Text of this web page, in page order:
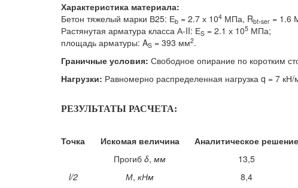
Характеристика материала:
Бетон тяжелый марки В25: Еb = 2.7 х 104 МПа, Rbt,ser = 1.6
Растянутая арматура класса А-II: ЕS = 2.1 х 105 МПа;
площадь арматуры: AS = 393 мм2.
Граничные условия: Свободное опирание по коротким
Нагрузки: Равномерно распределенная нагрузка q = 7 кН/
РЕЗУЛЬТАТЫ РАСЧЕТА:
Точка Искомая величина Аналитическое решение
l/2
Прогиб δ, мм 13,5
М, кНм 8,4